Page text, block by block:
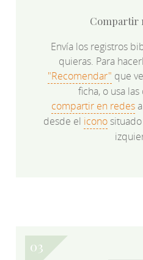
Compartir
Envía los registros
quieras. Para
"Recomendar" que
ficha, o usa
compartir en redes
desde el iconosituado